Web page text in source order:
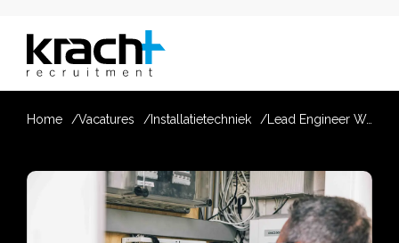
Home Vacatures Installatietechniek Lead Engineer Werktuigbouwkunde